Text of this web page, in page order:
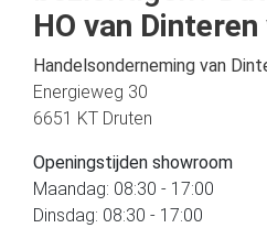
HO van Dinteren
Handelsonderneming van
Energieweg 30
6651 KT Druten
Openingstijden showroom
Maandag: 08:30 - 17:00
Dinsdag: 08:30 - 17:00